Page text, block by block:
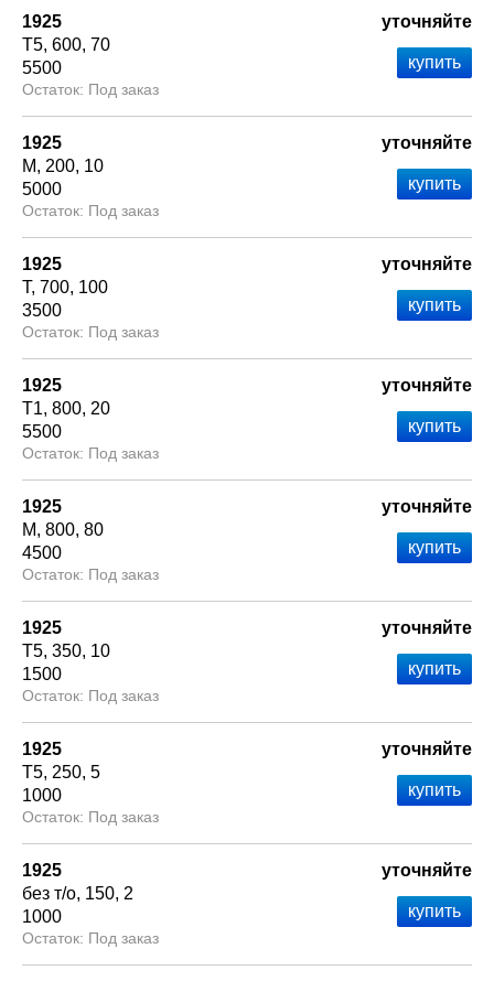
1925
Т5 600 70
5500
Под заказ
уточняйте
1925
М
200 10
5000
Под заказ
уточняйте
1925
Т 700 100
3500
Под заказ
уточняйте
1925
Т1 800 20
5500
Под заказ
уточняйте
1925
М 800 80
4500
Под заказ
уточняйте
1925
Т5 350 10
1500
Под заказ
уточняйте
1925
Т5 250 5
1000
Под заказ
уточняйте
1925
без т/о 150 2
1000
Под заказ
уточняйте